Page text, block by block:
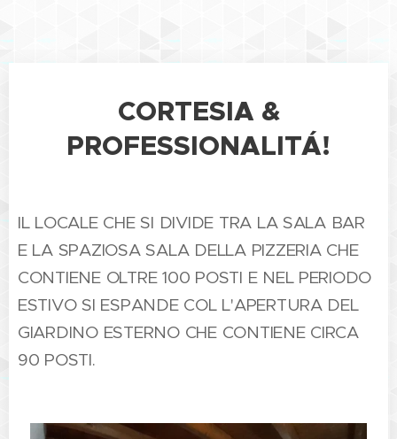
CORTESIA &
PROFESSIONALITÁ!
IL LOCALE CHE SI DIVIDE TRA LA SALA BAR
E LA SPAZIOSA SALA DELLA PIZZERIA CHE
CONTIENE OLTRE 100 POSTI E NEL PERIODO
ESTIVO SI ESPANDE COL L'APERTURA DEL
GIARDINO ESTERNO CHE CONTIENE CIRCA
90 POSTI.